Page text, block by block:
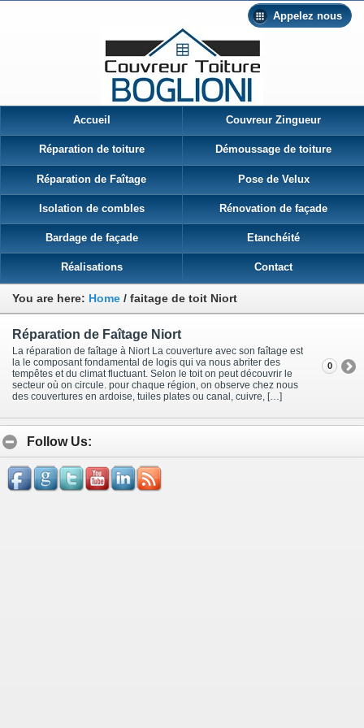
Appelez nous
Accueil Couvreur Zingueur
Réparation de toiture Démoussage de toiture
Réparation de Faîtage Pose de Velux
Isolation de combles Rénovation de façade
Bardage de façade Etanchéité
Réalisations Contact
You are here: Home / faitage de toit Niort
Réparation de Faîtage Niort
La réparation de faîtage à Niort La couverture avec son faîtage est
la le composant fondamental de logis qui va nous abriter des
tempêtes et du climat fluctuant. Selon le toit on peut découvrir le
secteur où on circule. pour chaque région, on observe chez nous
des couvertures en ardoise, tuiles plates ou canal, cuivre, […]
0
Follow Us: